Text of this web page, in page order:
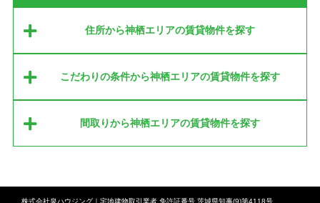
住所から神栖エリアの賃貸物件を探す
こだわりの条件から神栖エリアの賃貸物件を探す
間取りから神栖エリアの賃貸物件を探す
株式会社泉ハウジング｜宅地建物取引業者 免許証番号 茨城県知事(9)第4118号